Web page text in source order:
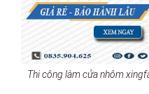
Thi công làm cửa nhôm